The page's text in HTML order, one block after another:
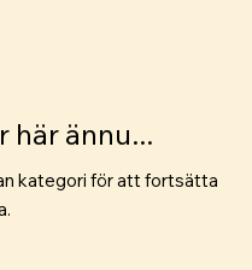
här ännu...
kategori för att fortsätta